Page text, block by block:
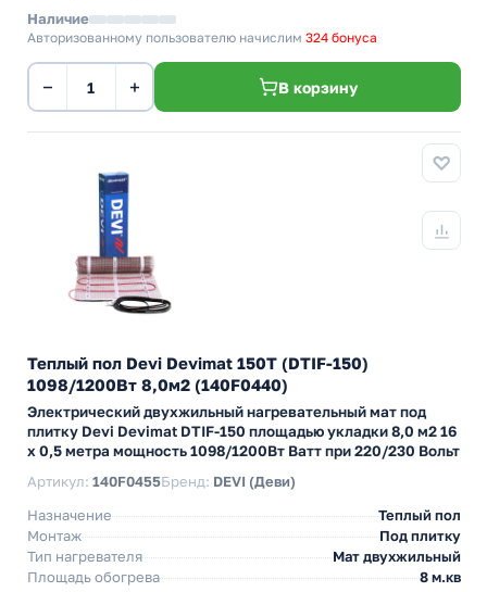
Наличие
Авторизованному пользователю начислим 324 бонуса
− + В корзину
Теплый пол Devi Devimat 150T (DTIF-150)
1098/1200Вт 8,0м2 (140F0440)
Электрический двухжильный нагревательный мат под
плитку Devi Devimat DTIF-150 площадью укладки 8,0 м2 16
х 0,5 метра мощность 1098/1200Вт Ватт при 220/230 Вольт
Артикул: 140F0455Бренд: DEVI (Деви)
Назначение
Теплый пол
Монтаж
Под плитку
Тип нагревателя
Мат двухжильный
Площадь обогрева
8 м.кв